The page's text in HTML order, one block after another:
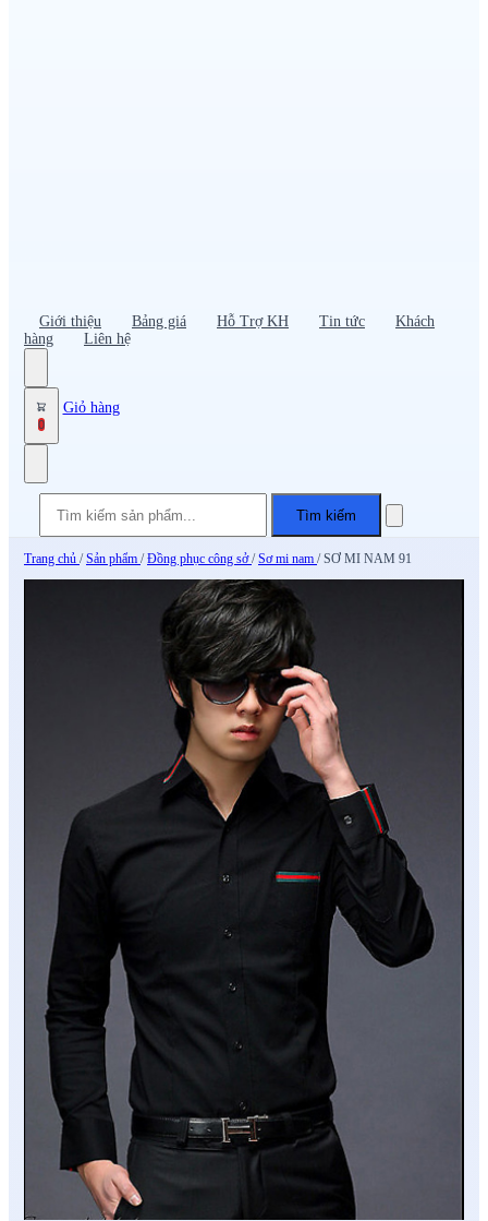
Giới thiệu Bảng giá Hỗ Trợ KH Tin tức
Khách
hàng
Liên hệ
0
Giỏ hàng
Tìm kiếm
Trang chủ / Sản phẩm / Đồng phục công sở/ Sơ mi nam / SƠ MI NAM 91